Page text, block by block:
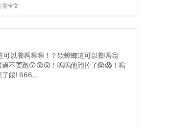
開全文
以養嗎🤪🤪！？欸蟑螂這可以養嗎🤔
不要跑😲😲😲！嗚嗚他跑掉了😱😱！嗚
了餒! 666...